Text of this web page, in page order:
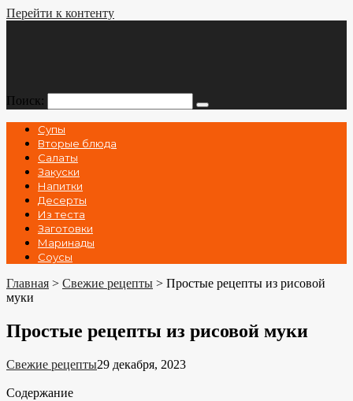
Перейти к контенту
Поиск:
Супы
Вторые блюда
Салаты
Закуски
Напитки
Десерты
Из теста
Заготовки
Маринады
Соусы
Главная > Свежие рецепты > Простые рецепты из рисовой
муки
Простые рецепты из рисовой муки
Свежие рецепты29 декабря, 2023
Содержание